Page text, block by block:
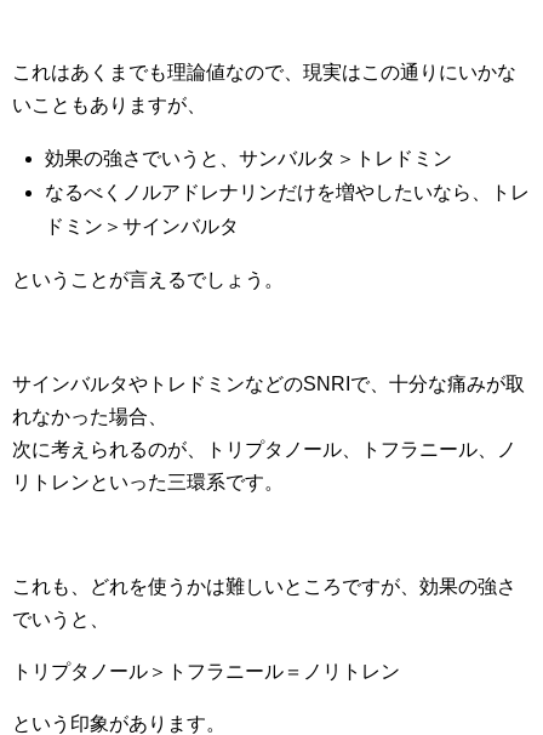
これはあくまでも理論値なので、現実はこの通りにいかな
いこともありますが、
効果の強さでいうと、サンバルタ＞トレドミン
なるべくノルアドレナリンだけを増やしたいなら、トレ
ドミン＞サインバルタ
ということが言えるでしょう。
サインバルタやトレドミンなどのSNRIで、十分な痛みが取
れなかった場合、
次に考えられるのが、トリプタノール、トフラニール、ノ
リトレンといった三環系です。
これも、どれを使うかは難しいところですが、効果の強さ
でいうと、
トリプタノール＞トフラニール＝ノリトレン
という印象があります。